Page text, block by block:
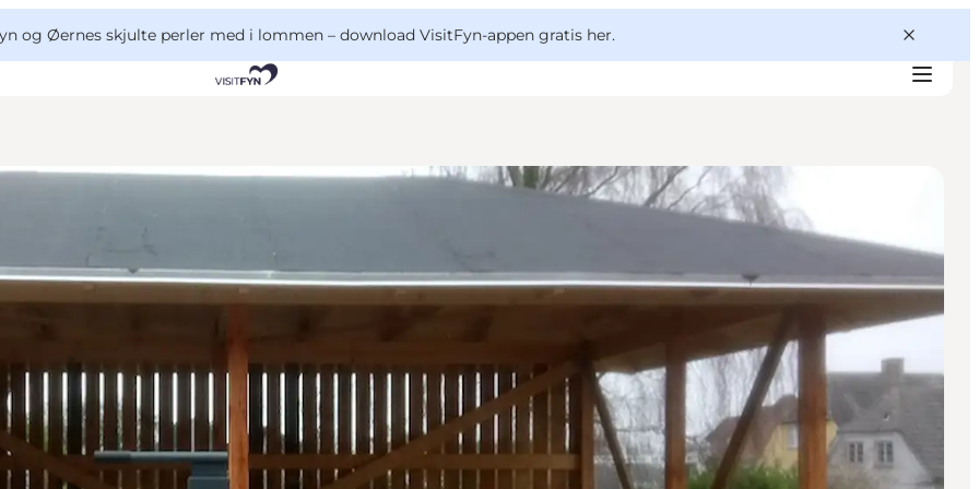
og Øernes skjulte perler med i lommen – download VisitFyn-appen gratis her.